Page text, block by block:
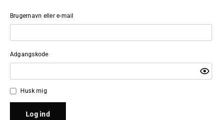
Brugernavn eller e-mail
Adgangskode
Husk mig